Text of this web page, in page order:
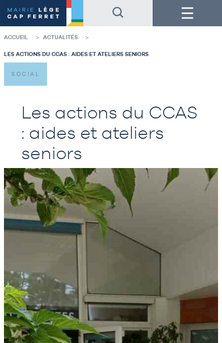
au
contenu
de
la
au
pied
de
page
Menu
ACCUEIL ACTUALITÉS
LES ACTIONS DU CCAS : AIDES ET ATELIERS SENIORS
Les actions du CCAS
: aides et ateliers
seniors
SOCIAL